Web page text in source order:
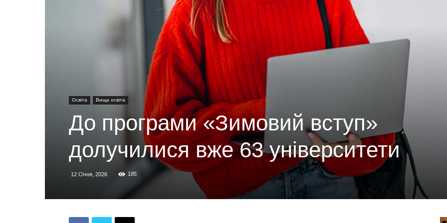
Освіта Вища освіта
До програми «Зимовий вступ»
долучилися вже 63 університети
12 Січня, 2026 185